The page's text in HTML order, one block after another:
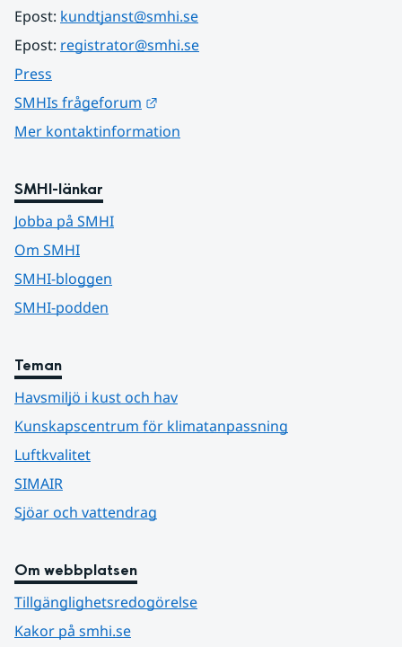
Epost: kundtjanst@smhi.se
Epost: registrator@smhi.se
Press
SMHIs frågeforum
Mer kontaktinformation
SMHI-länkar
Jobba på SMHI
Om SMHI
SMHI-bloggen
SMHI-podden
Teman
Havsmiljö i kust och hav
Kunskapscentrum för klimatanpassning
Luftkvalitet
SIMAIR
Sjöar och vattendrag
Om webbplatsen
Tillgänglighetsredogörelse
Kakor på smhi.se